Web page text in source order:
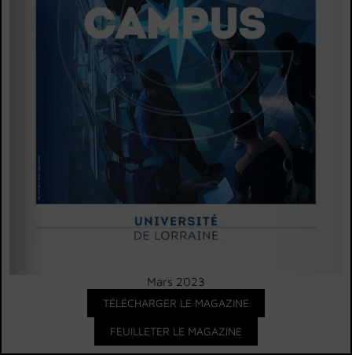
Mars 2023
TÉLÉCHARGER LE MAGAZINE
FEUILLETER LE MAGAZINE